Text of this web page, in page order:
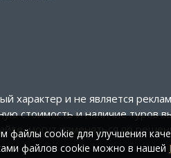
характер и не является
стоимость и наличие
могут изменяться по
файлы cookie для улучшения
файлов cookie можно в нашей